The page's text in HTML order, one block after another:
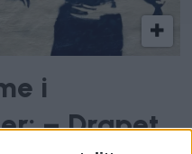
i
– Drapet